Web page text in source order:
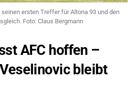
ersten Treffer für Altona 93 und den
Foto: Claus Bergmann
AFC hoffen –
bleibt